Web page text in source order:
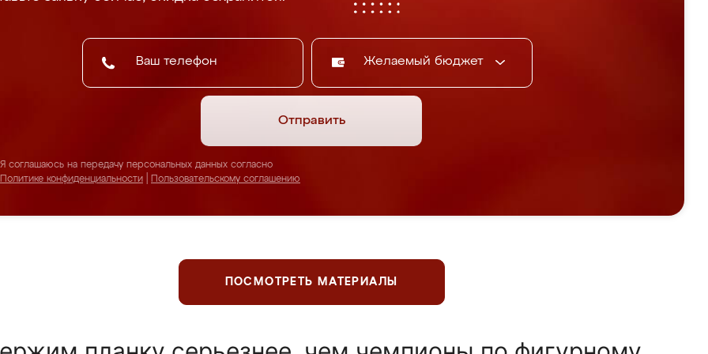
Желаемый бюджет
Отправить
Я соглашаюсь на передачу персональных данных согласно
Политике конфиденциальности
Пользовательскому соглашению
ПОСМОТРЕТЬ МАТЕРИАЛЫ